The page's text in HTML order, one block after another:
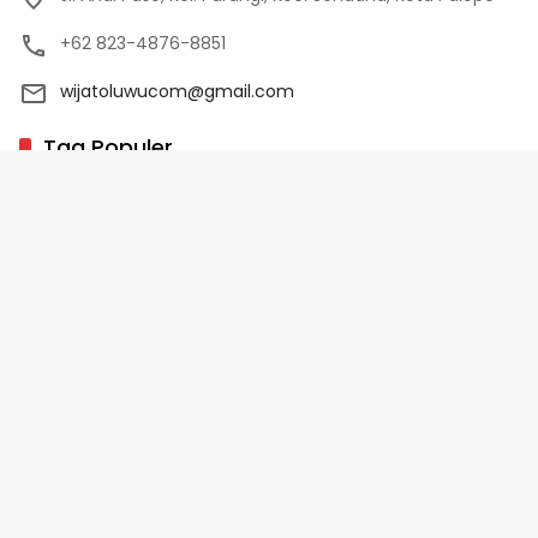
+62 823-4876-8851
wijatoluwucom@gmail.com
Tag Populer